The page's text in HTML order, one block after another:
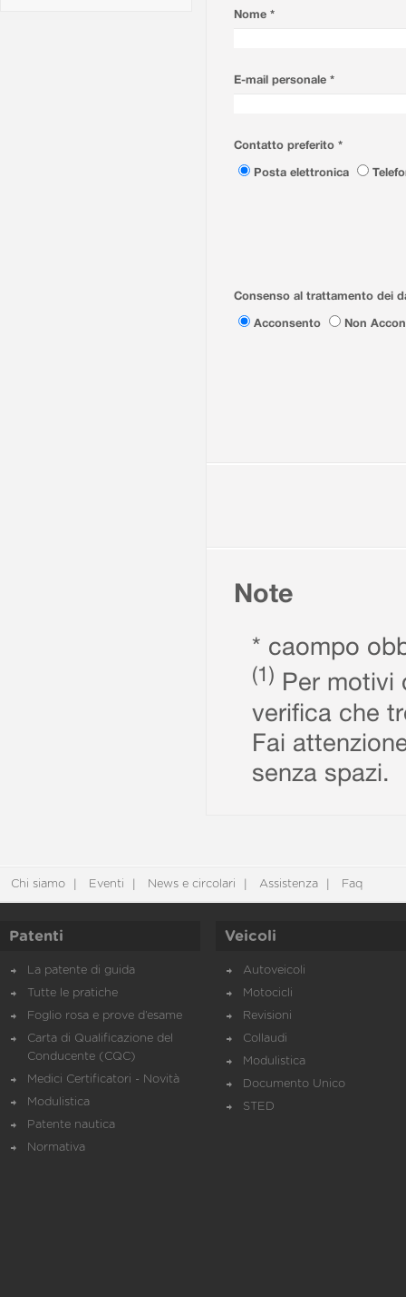
Nome *
E-mail personale *
Contatto preferito *
Posta elettronica
Consenso al trattamento dei
Acconsento
Non
Note
* caompo
(1) Per motivi
verifica che
Fai
senza spazi.
Chi siamo Eventi News e circolari Assistenza Faq
Patenti
La patente di guida
Tutte le pratiche
Foglio rosa e prove d’esame
Carta di Qualificazione del
Conducente (CQC)
Medici Certificatori - Novità
Modulistica
Patente nautica
Normativa
Veicoli
Autoveicoli
Motocicli
Revisioni
Collaudi
Modulistica
Documento Unico
STED